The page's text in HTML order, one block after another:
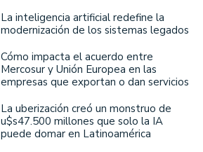
La inteligencia artificial redefine la
modernización de los sistemas legados
Cómo impacta el acuerdo entre
Mercosur y Unión Europea en las
empresas que exportan o dan servicios
La uberización creó un monstruo de
u$s47.500 millones que solo la IA
puede domar en Latinoamérica